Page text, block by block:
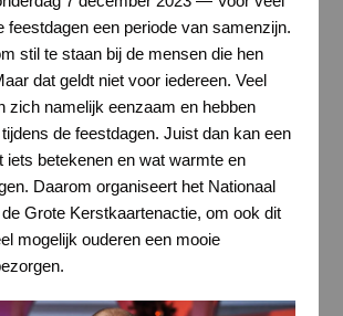
feestdagen een periode van samenzijn.
stil te staan bij de mensen die hen
dat geldt niet voor iedereen. Veel
zich namelijk eenzaam en hebben
de feestdagen. Juist dan kan een
iets betekenen en wat warmte en
Daarom organiseert het Nationaal
Grote Kerstkaartenactie, om ook dit
mogelijk ouderen een mooie